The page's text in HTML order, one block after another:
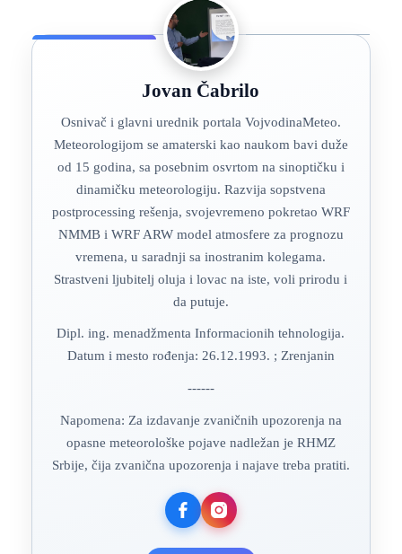
Jovan Čabrilo
Osnivač i glavni urednik portala VojvodinaMeteo.
Meteorologijom se amaterski kao naukom bavi duže
od 15 godina, sa posebnim osvrtom na sinoptičku i
dinamičku meteorologiju. Razvija sopstvena
postprocessing rešenja, svojevremeno pokretao WRF
NMMB i WRF ARW model atmosfere za prognozu
vremena, u saradnji sa inostranim kolegama.
Strastveni ljubitelj oluja i lovac na iste, voli prirodu i
da putuje.
Dipl. ing. menadžmenta Informacionih tehnologija.
Datum i mesto rođenja: 26.12.1993. ; Zrenjanin
------
Napomena: Za izdavanje zvaničnih upozorenja na
opasne meteorološke pojave nadležan je RHMZ
Srbije, čija zvanična upozorenja i najave treba pratiti.